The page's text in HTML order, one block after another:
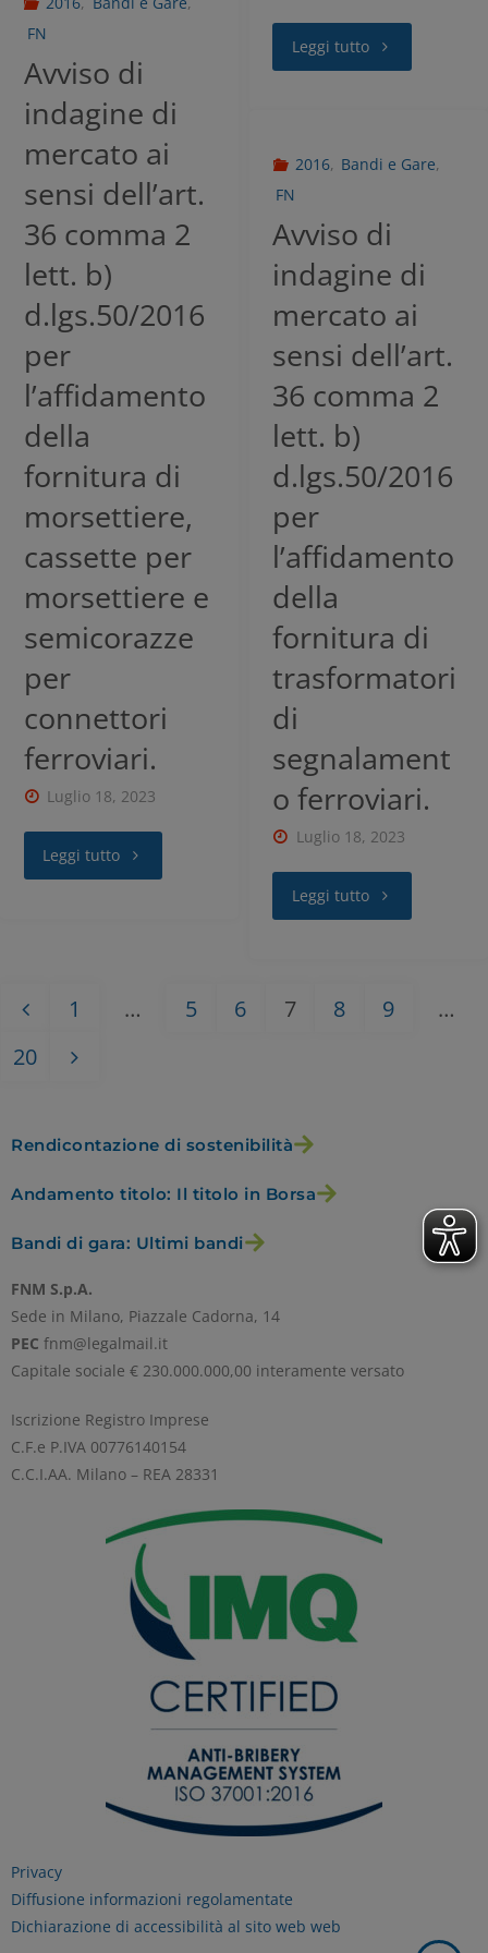
Leggi tutto
FN
Avviso di
indagine di
mercato ai
sensi dell’art.
36 comma 2
lett. b)
d.lgs.50/2016
per
l’affidamento
della
fornitura di
morsettiere,
cassette per
morsettiere e
semicorazze
per
connettori
ferroviari.
Luglio 18, 2023
Leggi tutto
2016, Bandi e Gare,
FN
Avviso di
indagine di
mercato ai
sensi dell’art.
36 comma 2
lett. b)
d.lgs.50/2016
per
l’affidamento
della
fornitura di
trasformatori
di
segnalament
o ferroviari.
Luglio 18, 2023
Leggi tutto
1 … 5 6 7 8 9
…
20
Rendicontazione di sostenibilità
Andamento titolo: Il titolo in Borsa
Bandi di gara: Ultimi bandi
FNM S.p.A.
Sede in Milano, Piazzale Cadorna, 14
PEC fnm@legalmail.it
Capitale sociale € 230.000.000,00 interamente versato
Iscrizione Registro Imprese
C.F.e P.IVA 00776140154
C.C.I.AA. Milano – REA 28331
Privacy
Diffusione informazioni regolamentate
Dichiarazione di accessibilità al sito web web
ACCETTA